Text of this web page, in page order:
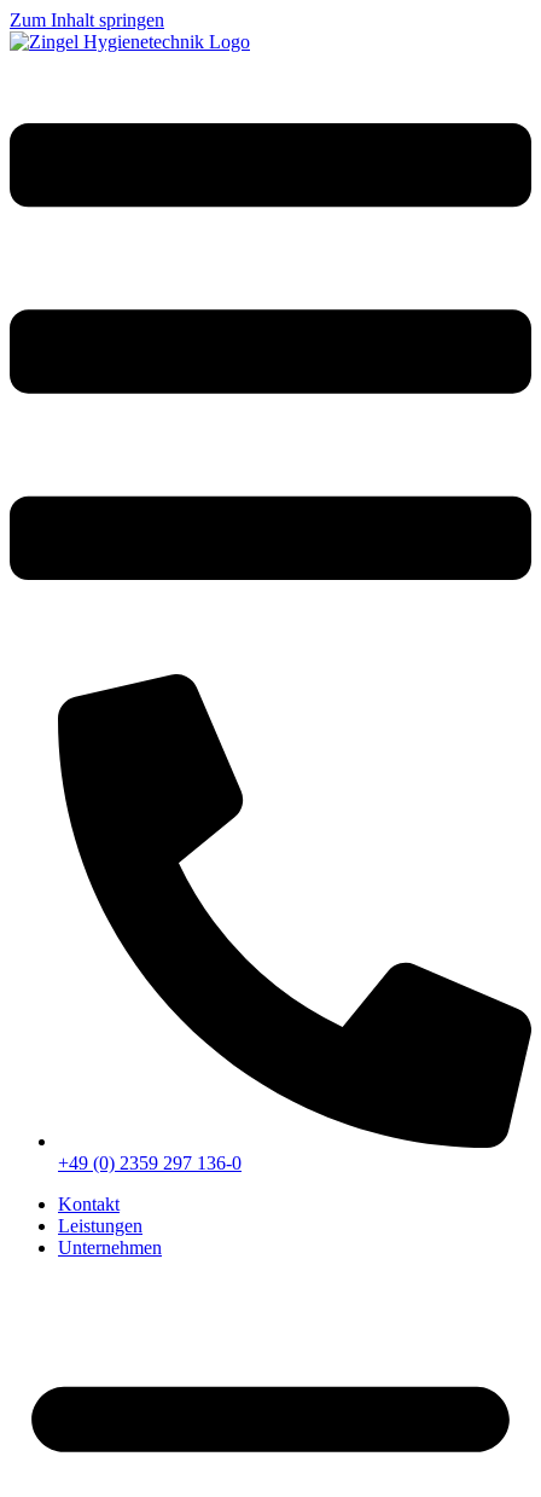
Zum Inhalt springen
+49 (0) 2359 297 136-0
Kontakt
Leistungen
Unternehmen